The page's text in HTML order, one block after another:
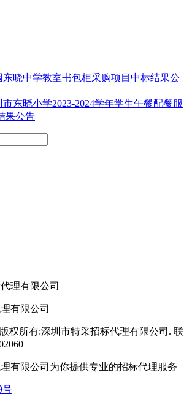
东晓中学教室书包柜采购项目中标结果公
市东晓小学2023-2024学年学生午餐配餐服
果公告
有限公司
版权所有:深圳市特采招标代理有限公司. 联
有限公司为你提供专业的招标代理服务
号